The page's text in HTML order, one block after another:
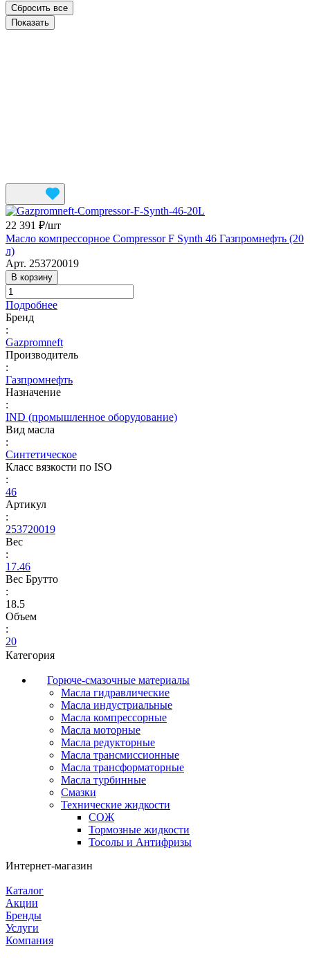
Сбросить все
22 391 ₽/шт
Масло компрессорное Compressor F Synth 46 Газпромнефть (20
л)
Арт. 253720019
В корзину
Подробнее
Бренд
:
Gazpromneft
Производитель
:
Газпромнефть
Назначение
:
IND (промышленное оборудование)
Вид масла
:
Синтетическое
Класс вязкости по ISO
:
46
Артикул
:
253720019
Вес
:
17.46
Вес Брутто
:
18.5
Объем
:
20
Категория
Горюче-смазочные материалы
Масла гидравлические
Масла индустриальные
Масла компрессорные
Масла моторные
Масла редукторные
Масла трансмиссионные
Масла трансформаторные
Масла турбинные
Смазки
Технические жидкости
СОЖ
Тормозные жидкости
Тосолы и Антифризы
Интернет-магазин
Каталог
Акции
Бренды
Услуги
Компания